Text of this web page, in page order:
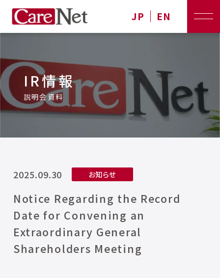
JP EN
IR情報
説明会資料
2025.09.30 お知らせ
Notice Regarding the Record
Date for Convening an
Extraordinary General
Shareholders Meeting